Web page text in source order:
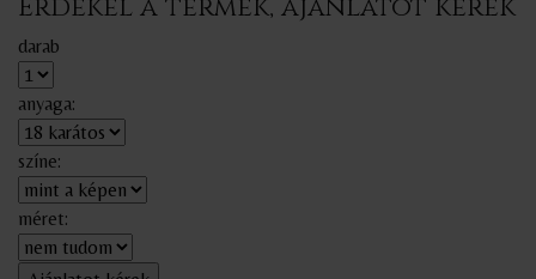
Érdekel a termék, ajánlatot kérek
darab
anyaga:
színe:
méret: